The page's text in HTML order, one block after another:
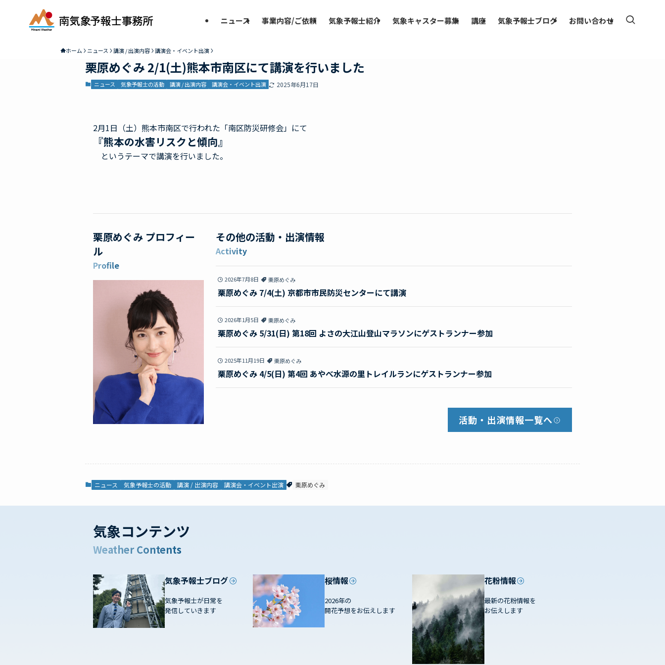
ニュース 事業内容/ご依頼 気象予報士紹介 気象キャスター募集 講座 気象予報士ブログ お問い合わせ
ホーム ニュース 講演 / 出演内容 講演会・イベント出演
栗原めぐみ 2/1(土)熊本市南区にて講演を行いました
ニュース 気象予報士の活動 講演 / 出演内容 講演会・イベント出演 2025年6月17日
2月1日（土）熊本市南区で行われた「南区防災研修会」 にて
『熊本の水害リスクと傾向』
というテーマで講演を行いました。
栗原めぐみ プロフィー
ル
Profile
その他の活動・出演情報
Activity
2026年7月8日 栗原めぐみ
栗原めぐみ 7/4(土) 京都市市民防災センターにて講演
2026年1月5日 栗原めぐみ
栗原めぐみ 5/31(日) 第18回 よさの大江山登山マラソンにゲストランナー参加
2025年11月19日 栗原めぐみ
栗原めぐみ 4/5(日) 第4回 あやべ水源の里トレイルランにゲストランナー参加
活動・出演情報一覧へ
ニュース 気象予報士の活動 講演 / 出演内容 講演会・イベント出演 栗原めぐみ
気象コンテンツ
Weather Contents
気象予報士ブログ
気象予報士が日常を
発信していきます
桜情報
2026年の
開花予想をお伝えします
花粉情報
最新の花粉情報を
お伝えします